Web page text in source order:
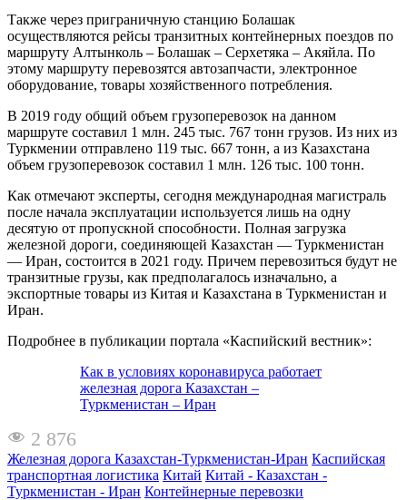
Также через приграничную станцию Болашак
осуществляются рейсы транзитных контейнерных поездов по
маршруту Алтынколь – Болашак – Серхетяка – Акяйла. По
этому маршруту перевозятся автозапчасти, электронное
оборудование, товары хозяйственного потребления.
В 2019 году общий объем грузоперевозок на данном
маршруте составил 1 млн. 245 тыс. 767 тонн грузов. Из них из
Туркмении отправлено 119 тыс. 667 тонн, а из Казахстана
объем грузоперевозок составил 1 млн. 126 тыс. 100 тонн.
Как отмечают эксперты, сегодня международная магистраль
после начала эксплуатации используется лишь на одну
десятую от пропускной способности. Полная загрузка
железной дороги, соединяющей Казахстан — Туркменистан
— Иран, состоится в 2021 году. Причем перевозиться будут не
транзитные грузы, как предполагалось изначально, а
экспортные товары из Китая и Казахстана в Туркменистан и
Иран.
Подробнее в публикации портала «Каспийский вестник»:
Как в условиях коронавируса работает
железная дорога Казахстан –
Туркменистан – Иран
2 876
Железная дорога Казахстан-Туркменистан-Иран Каспийская
транспортная логистика Китай Китай - Казахстан -
Туркменистан - Иран Контейнерные перевозки